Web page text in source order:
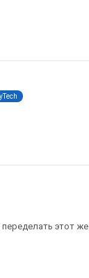
этот же